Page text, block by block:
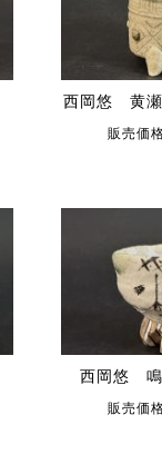
西岡悠 黄瀬
販売価
西岡悠 鳴
販売価